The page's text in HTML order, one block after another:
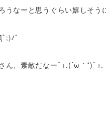
なーと思うぐらい嬉しそう
;)ﾉﾞ
ん、素敵だなーﾟ+.(´ω｀*)ﾟ+.